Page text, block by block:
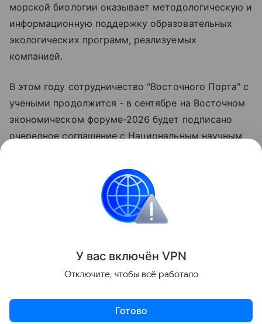
морской биологии оказывает методологическую и
информационную поддержку образовательных
экологических программ, реализуемых
компанией.
В этом году сотрудничество "Восточного Порта" с
учеными продолжится - в сентябре на Восточном
экономическом форуме-2026 будет подписано
очередное соглашение с Национальным научным
направленное на всестороннюю поддержку
Поделиться
У вас включён VPN
Отключите, чтобы всё работало
Готово